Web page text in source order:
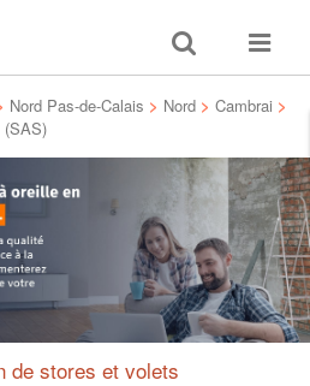
Toggle
search
Toggle
Nord Pas-de-Calais > Nord > Cambrai >
(SAS)
de stores et volets